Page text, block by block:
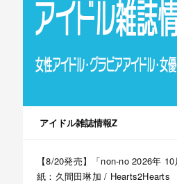
アイドル雑誌情報Z
【8/20発売】「non-no 2026年
紙：久間田琳加 / Hearts2Hearts